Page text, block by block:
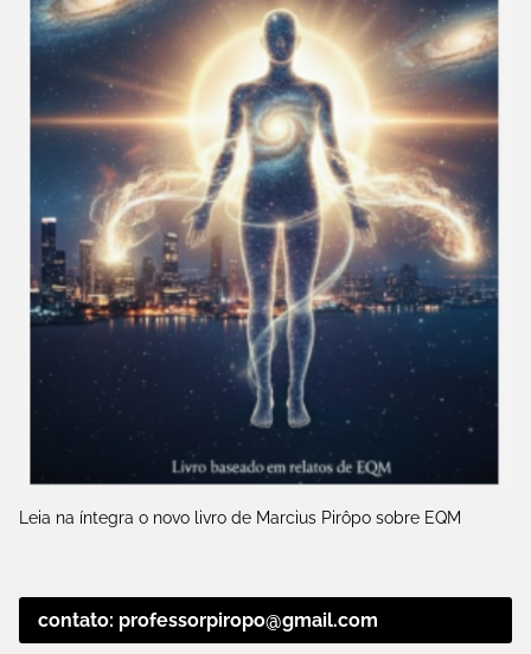
Leia na íntegra o novo livro de Marcius Pirôpo sobre EQM
contato: professorpiropo@gmail.com